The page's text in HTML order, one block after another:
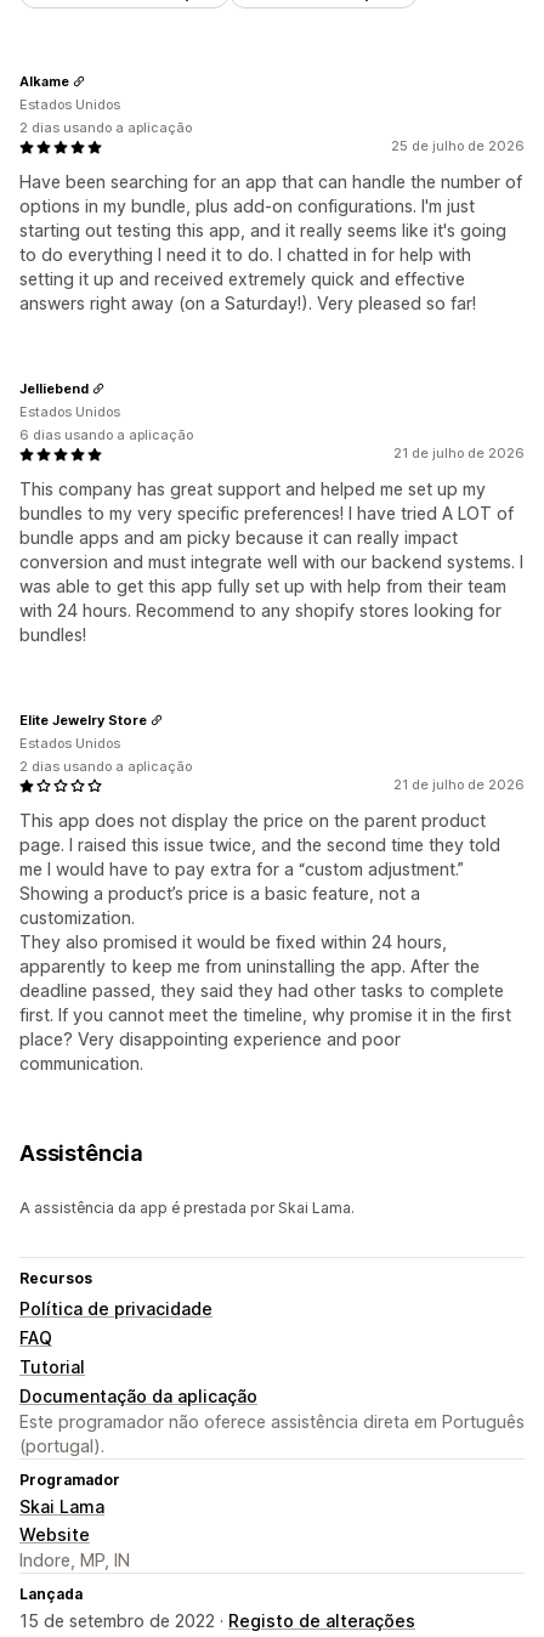
25 de julho de 2026
Have been searching for an app that can handle the number of
options in my bundle, plus add-on configurations. I'm just
starting out testing this app, and it really seems like it's going
to do everything I need it to do. I chatted in for help with
setting it up and received extremely quick and effective
answers right away (on a Saturday!). Very pleased so far!
Alkame
Estados Unidos
2 dias usando a aplicação
21 de julho de 2026
This company has great support and helped me set up my
bundles to my very specific preferences! I have tried A LOT of
bundle apps and am picky because it can really impact
conversion and must integrate well with our backend systems. I
was able to get this app fully set up with help from their team
with 24 hours. Recommend to any shopify stores looking for
bundles!
Jelliebend
Estados Unidos
6 dias usando a aplicação
21 de julho de 2026
This app does not display the price on the parent product
page. I raised this issue twice, and the second time they told
me I would have to pay extra for a “custom adjustment.”
Showing a product’s price is a basic feature, not a
customization.
They also promised it would be fixed within 24 hours,
apparently to keep me from uninstalling the app. After the
deadline passed, they said they had other tasks to complete
first. If you cannot meet the timeline, why promise it in the first
place? Very disappointing experience and poor
communication.
Elite Jewelry Store
Estados Unidos
2 dias usando a aplicação
Assistência
A assistência da app é prestada por Skai Lama.
Recursos
Política de privacidade
FAQ
Tutorial
Documentação da aplicação
Este programador não oferece assistência direta em Português
(portugal).
Programador
Skai Lama
Website
Indore, MP, IN
Lançada
15 de setembro de 2022 · Registo de alterações